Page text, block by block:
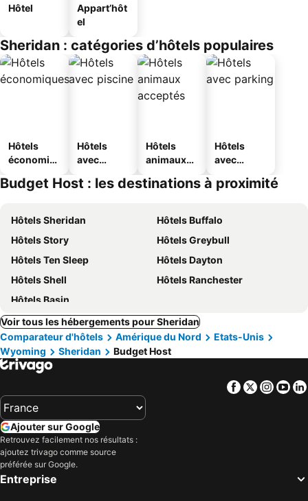
Hôtel
Appart’hôt
el
Sheridan : catégories d’hôtels populaires
Hôtels
économiq
Hôtels
avec
Hôtels
animaux
Hôtels
avec
Budget Host : les destinations à proximité
Hôtels Sheridan
Hôtels Buffalo
Hôtels Story
Hôtels Greybull
Hôtels Ten Sleep
Hôtels Dayton
Hôtels Shell
Hôtels Ranchester
Hôtels Basin
Voir tous les hébergements pour Sheridan
Comparateur d'hôtels
Amérique du Nord
Etats-Unis
Wyoming
Sheridan Budget Host
Facebook
Twitter
Ajouter sur Google
Retrouvez facilement nos résultats :
ajoutez trivago comme source
préférée sur Google.
Entreprise